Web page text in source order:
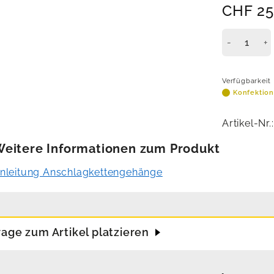
CHF
Verfügbarkeit
Artikel-
Informationen zum Produkt
Anschlagkettengehänge
zum Artikel platzieren